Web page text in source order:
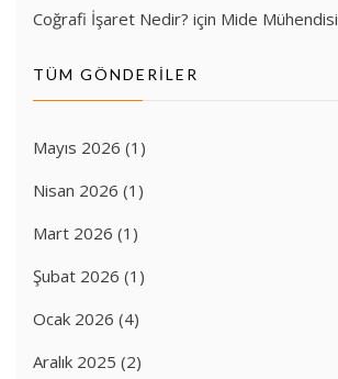
Coğrafi İşaret Nedir? için Mide Mühendisi
TÜM GÖNDERILER
Mayıs 2026 (1)
Nisan 2026 (1)
Mart 2026 (1)
Şubat 2026 (1)
Ocak 2026 (4)
Aralık 2025 (2)